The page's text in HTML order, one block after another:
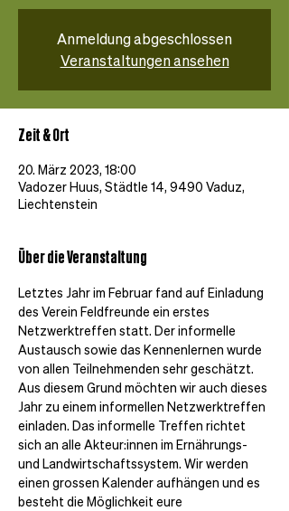
Anmeldung abgeschlossen
Veranstaltungen ansehen
Zeit & Ort
20. März 2023, 18:00
Vadozer Huus, Städtle 14, 9490 Vaduz,
Liechtenstein
Über die Veranstaltung
Letztes Jahr im Februar fand auf Einladung
des Verein Feldfreunde ein erstes
Netzwerktreffen statt. Der informelle
Austausch sowie das Kennenlernen wurde
von allen Teilnehmenden sehr geschätzt.
Aus diesem Grund möchten wir auch dieses
Jahr zu einem informellen Netzwerktreffen
einladen. Das informelle Treffen richtet
sich an alle Akteur:innen im Ernährungs-
und Landwirtschaftssystem. Wir werden
einen grossen Kalender aufhängen und es
besteht die Möglichkeit eure